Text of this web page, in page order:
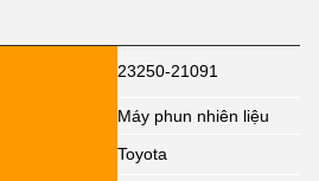
23250-21091
Máy phun nhiên liệu
Toyota